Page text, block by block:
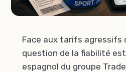
Face aux tarifs agressifs
question de la fiabilité
espagnol du groupe